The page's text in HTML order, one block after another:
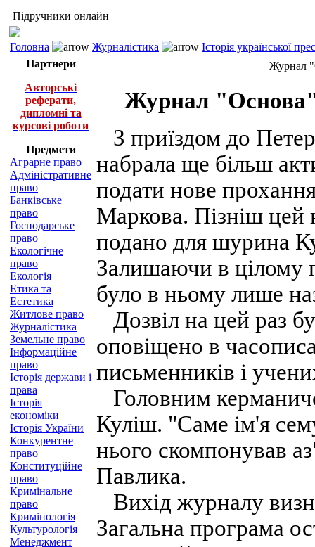
Підручники онлайн
Головна Журналістика
Історія української
Партнери
Авторські
реферати,
дипломні та
курсові роботи
Предмети
Аграрне право
Адміністративне
право
Банківське
право
Господарське
право
Екологічне
право
Екологія
Етика та
Естетика
Житлове право
Журналістика
Земельне право
Інформаційне
право
Історія держави і
права
Історія
економіки
Історія України
Конкурентне
право
Конституційне
право
Кримінальне
право
Кримінологія
Культурологія
Менеджмент
Журнал
Журнал
З приїздом до
набрала ще більш
подати нове
Маркова. Пізніш цей
подано для шурина
Залишаючи в цілому
було в ньому лише
Дозвіл на цей раз
оповіщено в
письменників і
Головним
Куліш. "Саме ім'я
нього скомпонував
Павлика.
Вихід журналу
Загальна програма